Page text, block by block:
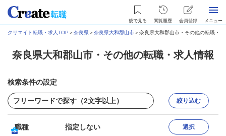
後で見る 閲覧履歴 会員登録 メニュー
クリエイト転職・求人TOP ＞奈良県＞奈良県大和郡山市＞奈良県大和郡山市・その他の転職・求
奈良県大和郡山市・その他の転職・求人情報
検索条件の設定
絞り込む
職種 指定しない 選択